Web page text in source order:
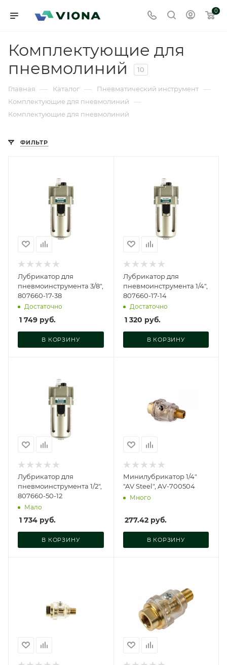
0
Комплектующие для
пневмолиний
10
Главная — Каталог — Пневматический инструмент —
Комплектующие для пневмолиний —
Комплектующие для пневмолиний
ФИЛЬТР
Лубрикатор для
пневмоинструмента 3/8",
807660-17-38
Достаточно
1 749 руб.
В КОРЗИНУ
Лубрикатор для
пневмоинструмента 1/4",
807660-17-14
Достаточно
1 320 руб.
В КОРЗИНУ
Лубрикатор для
пневмоинструмента 1/2",
807660-50-12
Мало
1 734 руб.
В КОРЗИНУ
Минилубрикатор 1/4"
"AV Steel", AV-700504
Много
277.42руб.
В КОРЗИНУ